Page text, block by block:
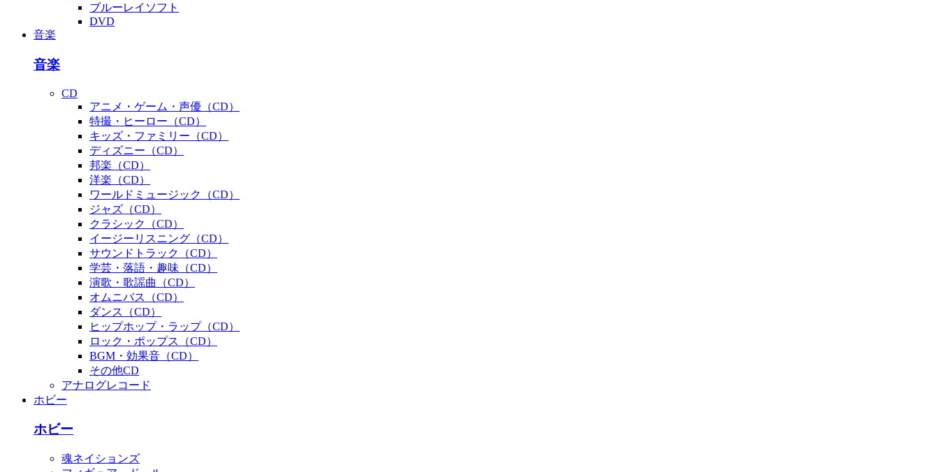
ブルーレイソフト
DVD
音楽
音楽
CD
アニメ・ゲーム・声優（CD）
特撮・ヒーロー（CD）
キッズ・ファミリー（CD）
ディズニー（CD）
邦楽（CD）
洋楽（CD）
ワールドミュージック（CD）
ジャズ（CD）
クラシック（CD）
イージーリスニング（CD）
サウンドトラック（CD）
学芸・落語・趣味（CD）
演歌・歌謡曲（CD）
オムニバス（CD）
ダンス（CD）
ヒップホップ・ラップ（CD）
ロック・ポップス（CD）
BGM・効果音（CD）
その他CD
アナログレコード
ホビー
ホビー
魂ネイションズ